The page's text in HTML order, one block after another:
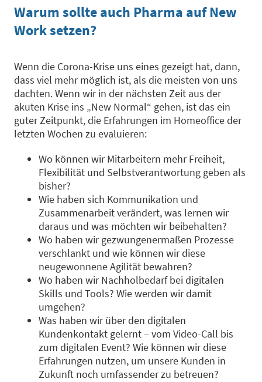
Warum sollte auch Pharma auf New
Work setzen?
Wenn die Corona-Krise uns eines gezeigt hat, dann,
dass viel mehr möglich ist, als die meisten von uns
dachten. Wenn wir in der nächsten Zeit aus der
akuten Krise ins „New Normal“ gehen, ist das ein
guter Zeitpunkt, die Erfahrungen im Homeoffice der
letzten Wochen zu evaluieren:
Wo können wir Mitarbeitern mehr Freiheit,
Flexibilität und Selbstverantwortung geben als
bisher?
Wie haben sich Kommunikation und
Zusammenarbeit verändert, was lernen wir
daraus und was möchten wir beibehalten?
Wo haben wir gezwungenermaßen Prozesse
verschlankt und wie können wir diese
neugewonnene Agilität bewahren?
Wo haben wir Nachholbedarf bei digitalen
Skills und Tools? Wie werden wir damit
umgehen?
Was haben wir über den digitalen
Kundenkontakt gelernt – vom Video-Call bis
zum digitalen Event? Wie können wir diese
Erfahrungen nutzen, um unsere Kunden in
Zukunft noch umfassender zu betreuen?